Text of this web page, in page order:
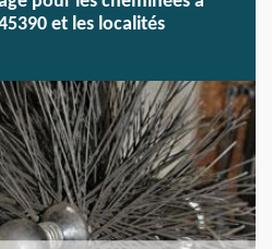
et les localités